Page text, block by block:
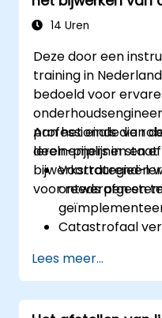
Afgestemde
voor gebruik in
14 Uren
Deze door een
training in
bedoeld voor
professionals die
leren-pijplijnen en
bijwerkstrategieën
voor reeds
Aan het einde van
deelnemers in staat
Voortdurend-
ontwerpen en
Catastrofaal
goed beheer
Monitoring en
model-updates
Lees meer...